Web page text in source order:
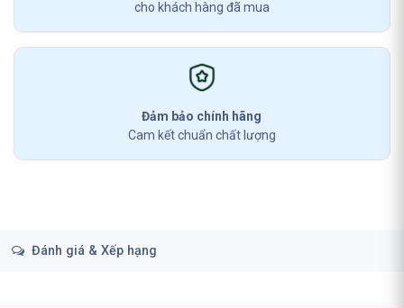
cho khách hàng đã mua
Đảm bảo chính hãng
Cam kết chuẩn chất lượng
Đánh giá & Xếp hạng